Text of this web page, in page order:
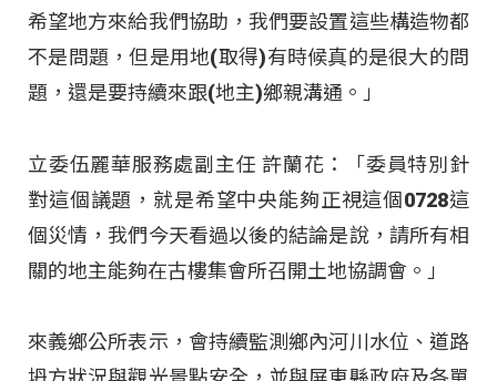
希望地方來給我們協助，我們要設置這些構造物都
不是問題，但是用地(取得)有時候真的是很大的問
題，還是要持續來跟(地主)鄉親溝通。」
立委伍麗華服務處副主任 許蘭花：「委員特別針
對這個議題，就是希望中央能夠正視這個0728這
個災情，我們今天看過以後的結論是說，請所有相
關的地主能夠在古樓集會所召開土地協調會。」
來義鄉公所表示，會持續監測鄉內河川水位、道路